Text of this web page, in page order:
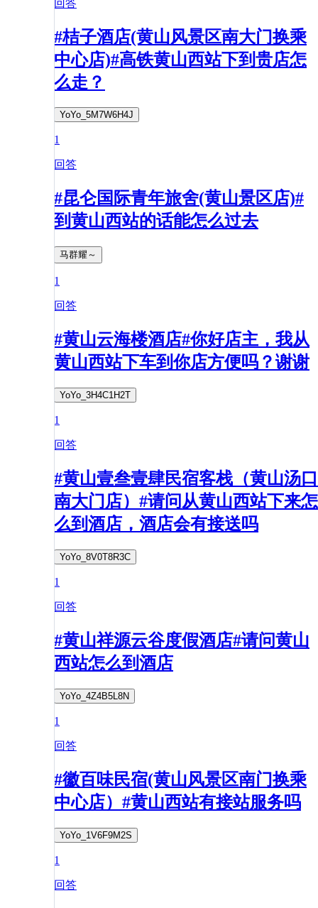
回答
#桔子酒店(黄山风景区南大门换乘
中心店)#高铁黄山西站下到贵店怎
么走？
YoYo_5M7W6H4J
1
回答
#昆仑国际青年旅舍(黄山景区店)#
到黄山西站的话能怎么过去
马群耀～
1
回答
#黄山云海楼酒店#你好店主，我从
黄山西站下车到你店方便吗？谢谢
YoYo_3H4C1H2T
1
回答
#黄山壹叁壹肆民宿客栈（黄山汤口
南大门店）#请问从黄山西站下来怎
么到酒店，酒店会有接送吗
YoYo_8V0T8R3C
1
回答
#黄山祥源云谷度假酒店#请问黄山
西站怎么到酒店
YoYo_4Z4B5L8N
1
回答
#徽百味民宿(黄山风景区南门换乘
中心店）#黄山西站有接站服务吗
YoYo_1V6F9M2S
1
回答